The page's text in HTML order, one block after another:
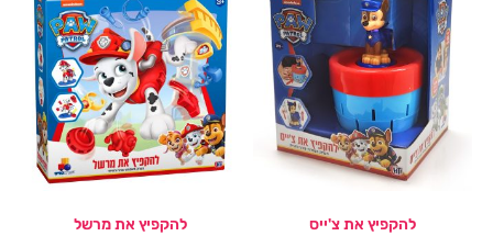
להקפיץ את צ'ייס להקפיץ את מרשל